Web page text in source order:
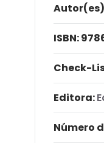
ISBN:
Check-
Editora:
Número